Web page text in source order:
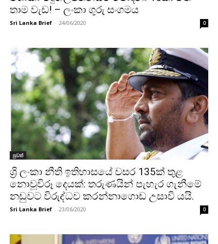
තාම වැඩ! – ලංකා ගුරු සංගමය
Sri Lanka Brief - 24/06/2020 0
පුවත්
ශ්‍රි ලංකා නීති ඉතිහාසයේ වසර 135ක් තුළ
නොවූවිරූ දෙයක්: තරුණයින් පැහැර ගැනීමේ
නඩුවට විරුද්ධව කරන්නාගොඩ උසාවි යයි.
Sri Lanka Brief - 23/06/2020 0